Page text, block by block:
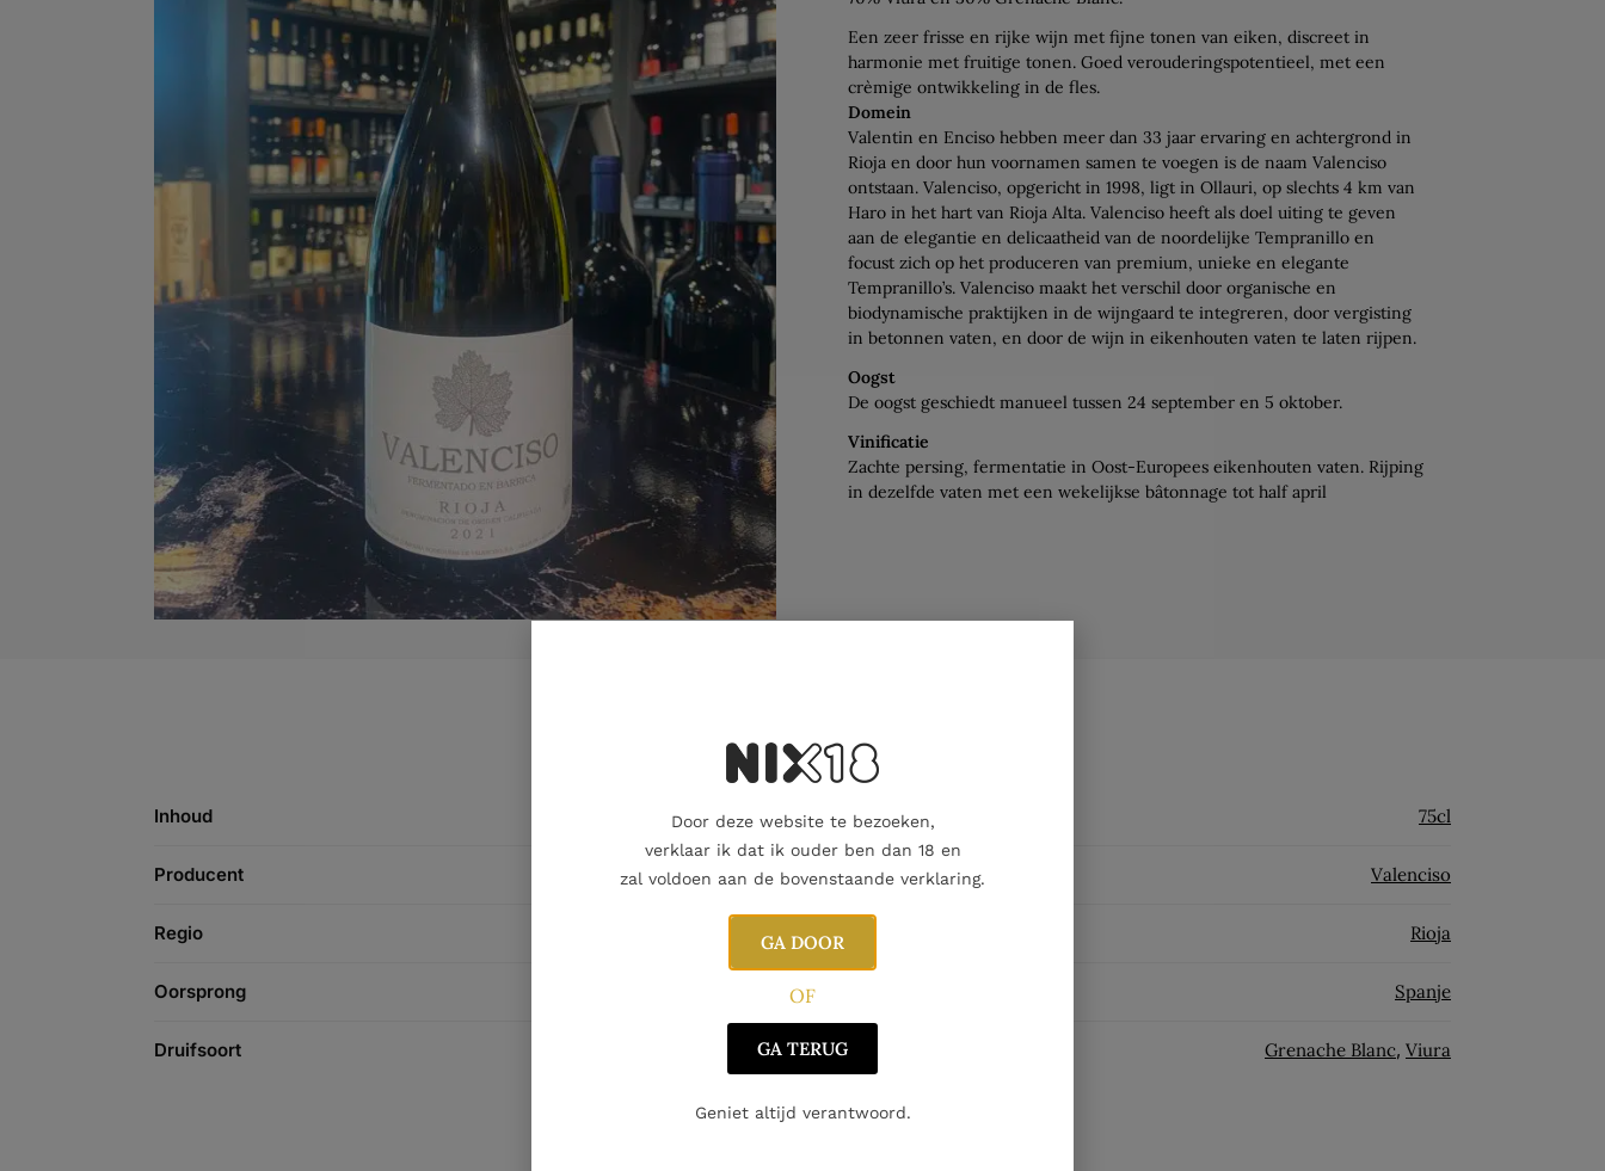
Een zeer frisse en rijke wijn met fijne tonen van eiken, discreet in
harmonie met fruitige tonen. Goed verouderingspotentieel, met een
crèmige ontwikkeling in de fles.
Domein
Valentin en Enciso hebben meer dan 33 jaar ervaring en achtergrond in
Rioja en door hun voornamen samen te voegen is de naam Valenciso
ontstaan. Valenciso, opgericht in 1998, ligt in Ollauri, op slechts 4 km van
Haro in het hart van Rioja Alta. Valenciso heeft als doel uiting te geven
aan de elegantie en delicaatheid van de noordelijke Tempranillo en
focust zich op het produceren van premium, unieke en elegante
Tempranillo’s. Valenciso maakt het verschil door organische en
biodynamische praktijken in de wijngaard te integreren, door vergisting
in betonnen vaten, en door de wijn in eikenhouten vaten te laten rijpen.
Oogst
De oogst geschiedt manueel tussen 24 september en 5 oktober.
Vinificatie
Zachte persing, fermentatie in Oost-Europees eikenhouten vaten. Rijping
in dezelfde vaten met een wekelijkse bâtonnage tot half april
Inhoud 75cl
Producent Valenciso
Regio Rioja
Oorsprong Spanje
Druifsoort Grenache Blanc, Viura
Door deze website te bezoeken,
verklaar ik dat ik ouder ben dan 18 en
zal voldoen aan de bovenstaande verklaring.
GA DOOR
OF
GA TERUG
Geniet altijd verantwoord.